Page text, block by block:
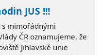
JUS !!!
s mimořádnými
ČR oznamujeme, že
Jihlavské unie